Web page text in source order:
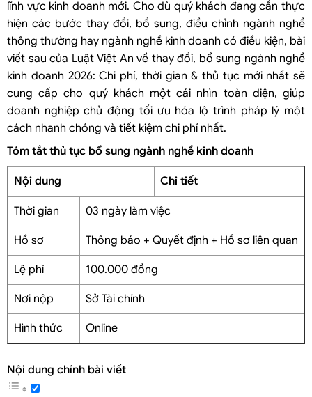
lĩnh vực kinh doanh mới. Cho dù quý khách đang cần thực
hiện các bước thay đổi, bổ sung, điều chỉnh ngành nghề
thông thường hay ngành nghề kinh doanh có điều kiện, bài
viết sau của Luật Việt An về thay đổi, bổ sung ngành nghề
kinh doanh 2026: Chi phí, thời gian & thủ tục mới nhất sẽ
cung cấp cho quý khách một cái nhìn toàn diện, giúp
doanh nghiệp chủ động tối ưu hóa lộ trình pháp lý một
cách nhanh chóng và tiết kiệm chi phí nhất.
Tóm tắt thủ tục bổ sung ngành nghề kinh doanh
Nội dung Chi tiết
Thời gian 03 ngày làm việc
Hồ sơ Thông báo + Quyết định + Hồ sơ liên quan
Lệ phí 100.000 đồng
Nơi nộp Sở Tài chính
Hình thức Online
Nội dung chính bài viết